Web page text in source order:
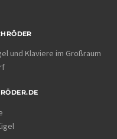
und Klaviere im Großraum